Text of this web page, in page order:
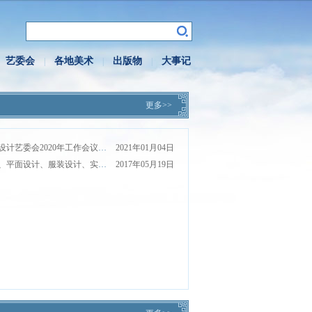
艺委会 各地美术 出版物 大事记
更多>>
中国美协服装设计艺委会2020年工作会议在昆明召开
2021年01月04日
中国美协版画、平面设计、服装设计、实验艺术委员会换届大会在京举行
2017年05月19日